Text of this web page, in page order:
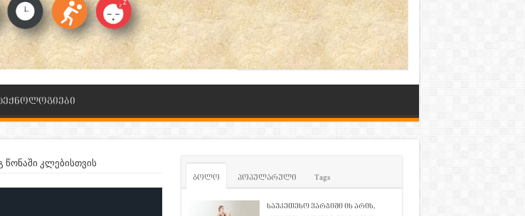
წონაში კლებისთვის
ბოლო პოპულარული Tags
საუკეთესო ვარჯიში ის არის,